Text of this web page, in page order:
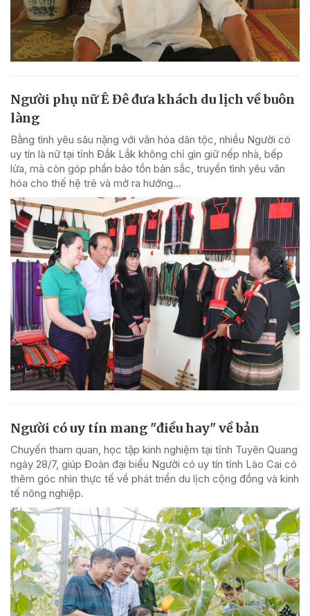
Người phụ nữ Ê Đê đưa khách du lịch về buôn
làng
Bằng tình yêu sâu nặng với văn hóa dân tộc, nhiều Người có
uy tín là nữ tại tỉnh Đắk Lắk không chỉ gìn giữ nếp nhà, bếp
lửa, mà còn góp phần bảo tồn bản sắc, truyền tình yêu văn
hóa cho thế hệ trẻ và mở ra hướng...
Người có uy tín mang "điều hay" về bản
Chuyến tham quan, học tập kinh nghiệm tại tỉnh Tuyên Quang
ngày 28/7, giúp Đoàn đại biểu Người có uy tín tỉnh Lào Cai có
thêm góc nhìn thực tế về phát triển du lịch cộng đồng và kinh
tế nông nghiệp.